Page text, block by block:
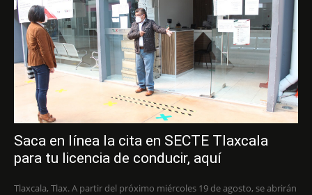
Saca en línea la cita en SECTE Tlaxcala
para tu licencia de conducir, aquí
Tlaxcala, Tlax. A partir del próximo miércoles 19 de agosto, se abrirán